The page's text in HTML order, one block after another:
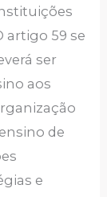
artigo 59 se
ser
aos
de
e